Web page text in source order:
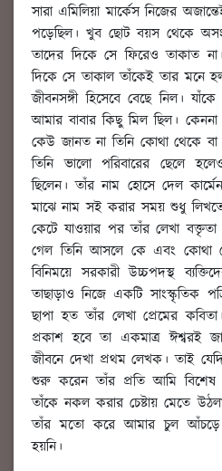
সারা এমিলিয়া মার্কেস নিজের
পড়েছিল। খুব ছোট বয়স থেকে
তাদের দিকে সে ফিরেও তাকাত
দিকে সে তাকাল তাঁকেই তার মনে
জীবনসঙ্গী হিসেবে বেছে নিল।
আমার বাবার কিছু মিল ছিল।
কেউ জানত না তিনি কোথা থেকে
তিনি ভালো পরিবারের ছেলে
ছিলেন। তাঁর নাম হোসে দেল
মাঝে নাম সই করার সময় শুধু
কেটে যাওয়ার পর তাঁর লেখা
গেল তিনি আসলে কে এবং কোথা
বিনিময়ে সরকারী উচ্চপদস্থ
তাছাড়াও নিজে একটি সাংস্কৃতিক
ছাপা হত তাঁর লেখা প্রেমের
প্রকাশ হবে তা একমাত্র ঈশ্বরই
জীবনে দেখা প্রথম লেখক। তাই
শুরু করেন তাঁর প্রতি আমি বিশেষ
তাঁকে নকল করার চেষ্টায় মেতে
তাঁর মতো করে আমার চুল আঁচড়ে
হয়নি।